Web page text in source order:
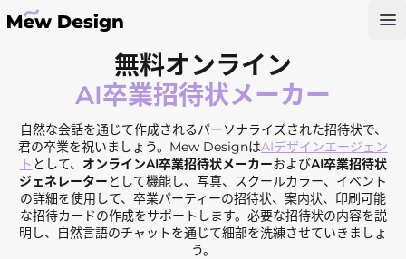
無料オンライン
AI卒業招待状メーカー
自然な会話を通じて作成されるパーソナライズされた招待状で、
君の卒業を祝いましょう。Mew DesignはAIデザインエージェン
ト として、 オンラインAI卒業招待状メーカーおよびAI卒業招待状
ジェネレーター として機能し、写真、スクールカラー、イベント
の詳細を使用して、卒業パーティーの招待状、案内状、印刷可能
な招待カードの作成をサポートします。必要な招待状の内容を説
明し、自然言語のチャットを通じて細部を洗練させていきましょ
う。